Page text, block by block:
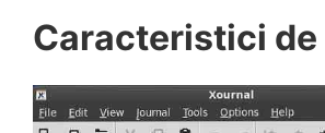
Caracteristici de